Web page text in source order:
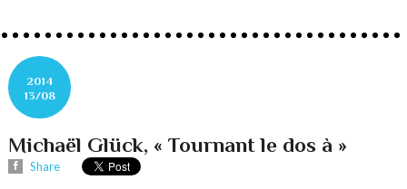
2014
13/08
Michaël Glück, « Tournant le dos à »
Share